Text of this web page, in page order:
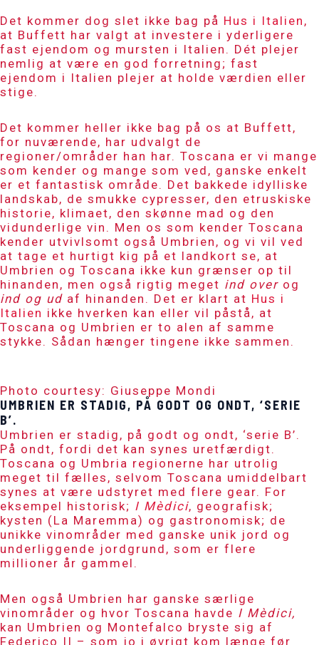
Det kommer dog slet ikke bag på Hus i Italien ,
at Buffett har valgt at investere i yderligere
fast ejendom og mursten i Italien. Dét plejer
nemlig at være en god forretning; fast
ejendom i Italien plejer at holde værdien eller
stige.
Det kommer heller ikke bag på os at Buffett,
for nuværende, har udvalgt de
regioner/områder han har. Toscana er vi mange
som kender og mange som ved, ganske enkelt
er et fantastisk område. Det bakkede idylliske
landskab, de smukke cypresser, den etruskiske
historie, klimaet, den skønne mad og den
vidunderlige vin. Men os som kender Toscana
kender utvivlsomt også Umbrien, og vi vil ved
at tage et hurtigt kig på et landkort se, at
Umbrien og Toscana ikke kun grænser op til
hinanden, men også rigtig meget ind over og
ind og ud af hinanden. Det er klart at Hus i
Italien ikke hverken kan eller vil påstå, at
Toscana og Umbrien er to alen af samme
stykke. Sådan hænger tingene ikke sammen.
Photo courtesy: Giuseppe Mondi
UMBRIEN ER STADIG, PÅ GODT OG ONDT, ‘SERIE
B’.
Umbrien er stadig, på godt og ondt, ‘serie B’.
På ondt, fordi det kan synes uretfærdigt.
Toscana og Umbria regionerne har utrolig
meget til fælles, selvom Toscana umiddelbart
synes at være udstyret med flere gear. For
eksempel historisk; I Mèdici, geografisk;
kysten (La Maremma) og gastronomisk; de
unikke vinområder med ganske unik jord og
underliggende jordgrund, som er flere
millioner år gammel.
Men også Umbrien har ganske særlige
vinområder og hvor Toscana havde I Mèdici,
kan Umbrien og Montefalco bryste sig af
Federico II – som jo i øvrigt kom længe før